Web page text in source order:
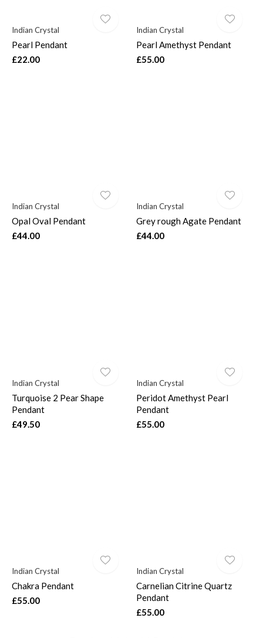
Indian Crystal
Pearl Pendant
£22.00
Indian Crystal
Pearl Amethyst Pendant
£55.00
Indian Crystal
Opal Oval Pendant
£44.00
Indian Crystal
Grey rough Agate Pendant
£44.00
Indian Crystal
Turquoise 2 Pear Shape
Pendant
£49.50
Indian Crystal
Peridot Amethyst Pearl
Pendant
£55.00
Indian Crystal
Chakra Pendant
£55.00
Indian Crystal
Carnelian Citrine Quartz
Pendant
£55.00